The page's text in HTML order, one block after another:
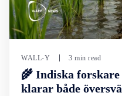
WALL-Y 3 min read
🌾 Indiska
klarar både